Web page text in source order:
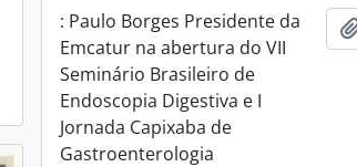
: Paulo Borges Presidente da
Emcatur na abertura do VII
Seminário Brasileiro de
Endoscopia Digestiva e I
Jornada Capixaba de
Gastroenterologia